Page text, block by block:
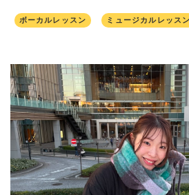
ボーカルレッスン ミュージカルレッスン